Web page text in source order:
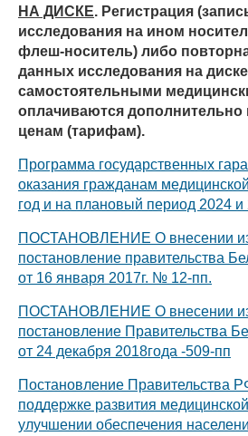
НА ДИСКЕ. Регистрация
исследования на ином
флеш-носитель) либо
данных исследования на
самостоятельными
оплачиваются
ценам (тарифам).
Программа государственных
оказания гражданам
год и на плановый период 2024 и
ПОСТАНОВЛЕНИЕ О внесении
постановление правительства
от 16 января 2017г. № 12-пп.
ПОСТАНОВЛЕНИЕ О внесении
постановление Правительства
от 24 декабря 2018года -509-пп
Постановление Правительства
поддержке развития
улучшении обеспечения